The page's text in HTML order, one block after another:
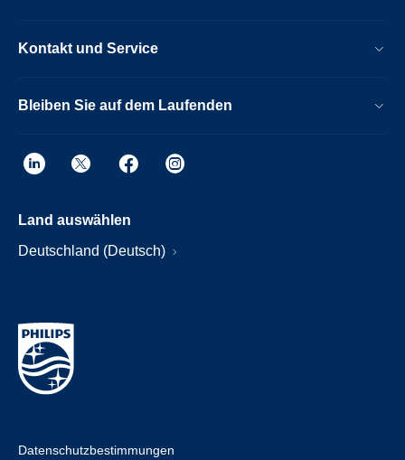
Kontakt und Service
Bleiben Sie auf dem Laufenden
Land auswählen
Deutschland (Deutsch)
Datenschutzbestimmungen